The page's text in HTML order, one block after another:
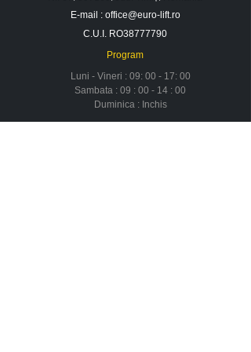
E-mail : office@euro-lift.ro
C.U.I. RO38777790
Program
Luni - Vineri : 09: 00 - 17: 00
Sambata : 09 : 00 - 14 : 00
Duminica : Inchis